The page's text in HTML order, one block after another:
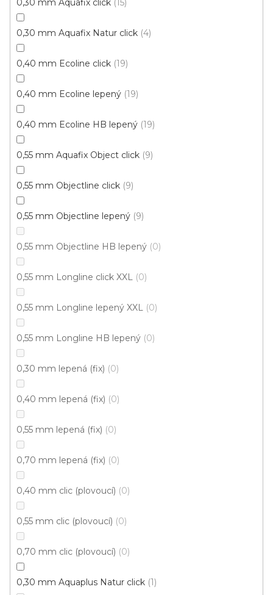
0,30 mm Aquafix click 15
0,30 mm Aquafix Natur click 4
0,40 mm Ecoline click 19
0,40 mm Ecoline lepený 19
0,40 mm Ecoline HB lepený 19
0,55 mm Aquafix Object click 9
0,55 mm Objectline click 9
0,55 mm Objectline lepený 9
0,55 mm Objectline HB lepený 0
0,55 mm Longline click XXL 0
0,55 mm Longline lepený XXL 0
0,55 mm Longline HB lepený 0
0,30 mm lepená (fix) 0
0,40 mm lepená (fix) 0
0,55 mm lepená (fix) 0
0,70 mm lepená (fix) 0
0,40 mm clic (plovoucí) 0
0,55 mm clic (plovoucí) 0
0,70 mm clic (plovoucí) 0
0,30 mm Aquaplus Natur click 1
Vinylová podlaha PALLADIUM 40 French Oak
Light
Doprodej
599 Kč
Click (plovoucí)
Vinylová podlaha PALLADIUM 40 Grace Oak
GreigeDoprodej
od398 Kč/ m2
599 Kč
Click (plovoucí)